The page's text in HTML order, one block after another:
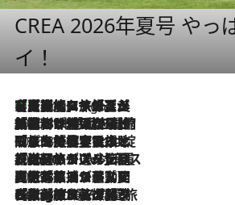
CREA 2026年夏号 やっ
イ！
4 Hours Ago
【厳選旅コスメ】「多機能アイテムがメイン！」旅好き美容エディターが選んだ夏旅ベストコスメを発表【Mサイズジップ】
2026.8.6
「荷物が増えるほど旅ストレスは増す」美容ジャーナリストがたどり着いた最終結論。“化粧品を劇的に減らす”感動の凝縮美容とは
2026.8.6
「旅先には金髪ウィッグを持参」日本と同じメイクでは損してる!? 美容ジャーナリストが提案する“掟破りの旅美容”とは
2026.8.6
【厳選旅コスメ】「身軽さ＆UV対策重視！」ヘアアーティストshucoが選んだ夏旅ベストコスメを発表【Mサイズジップ】
2026.8.5
【厳選旅コスメ】国内をあちこち移動する河井菜摘が選んだ夏旅ベストコスメ発表！「リラックスアイテムはマスト」【Mサイズジップ】
2026.8.4
【厳選旅コスメ】「紫外線＆乾燥対策しながらメイク感も！」ヘア＆メイクGeorgeが選んだ夏旅ベストコスメを発表！【Mサイズジップ】